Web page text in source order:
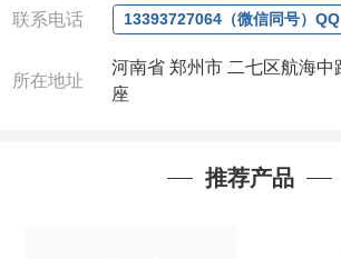
联系电话 13393727064（微信同号）
所在地址
河南省 郑州市 二七区航海中
座
推荐产品